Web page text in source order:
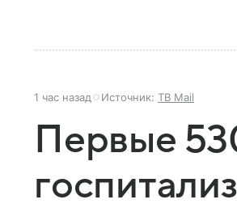
1 час назад Источник: ТВ Mail
Первые